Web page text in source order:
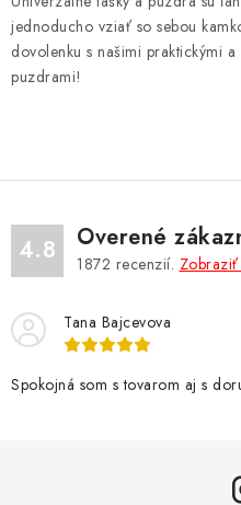
e
p
r
v
ý
p
i
u
jednoducho vziať so sebou
dovolenku s našimi praktickými
puzdrami!
4.8 Overené
1872 recenzií.
Tana Bajcevova
Spokojná som s tovarom aj s